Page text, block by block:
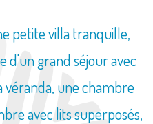
petite villa tranquille,
d'un grand séjour avec
véranda, une chambre
avec lits superposés,